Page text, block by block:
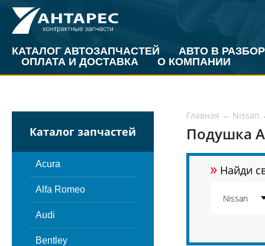
КАТАЛОГ АВТОЗАПЧАСТЕЙ
АВТО В РАЗБОР
ОПЛАТА И ДОСТАВКА
О КОМПАНИИ
Каталог запчастей
Acura
Alfa Romeo
Audi
Bentley
Главная ← Nissan
Подушка
» Найди